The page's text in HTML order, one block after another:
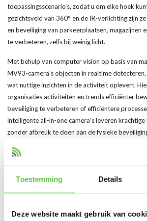
Toestemming Details
Deze website maakt gebruik van
toepassingsscenario's, zodat u om elke hoek
gezichtsveld van 360° en de IR-verlichting zijn
en beveiliging van parkeerplaatsen, magazijnen
te verbeteren, zelfs bij weinig licht.
Met behulp van computer vision op basis van
MV93-camera's objecten in realtime detecteren,
wat nuttige inzichten in de activiteit oplevert.
organisaties activiteiten en trends efficiënter
beveiliging te verbeteren of efficiëntere
intelligente all-in-one camera's leveren
zonder afbreuk te doen aan de fysieke
Link datasheet
Datasheet MV93(X)